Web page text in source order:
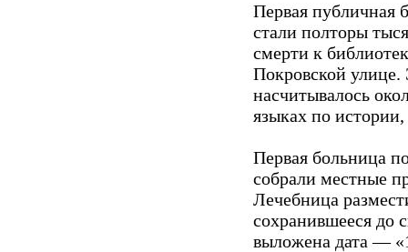
Первая публичная
стали полторы
смерти к
Покровской улице.
насчитывалось
языках по
Первая больница
собрали местные
Лечебница
сохранившееся до
выложена дата —